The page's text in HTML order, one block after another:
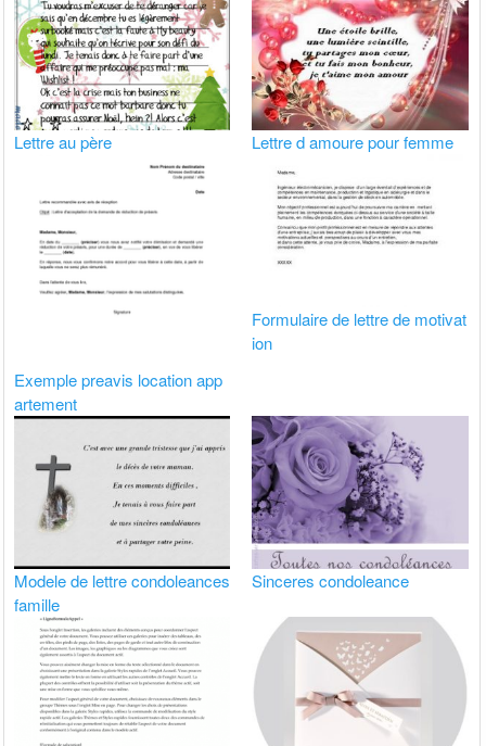
Lettre au père Lettre d amoure pour femme
Exemple preavis location app
artement
Formulaire de lettre de motivat
ion
Modele de lettre condoleances
famille
Sinceres condoleance